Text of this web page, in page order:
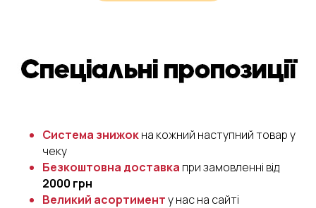
Система знижокна кожний наступний товар у
чеку
Безкоштовна доставка при замовленні від
2000 грн
Великий асортименту нас на сайті